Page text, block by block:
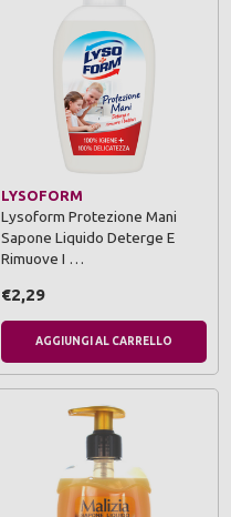
LYSOFORM
Lysoform Protezione Mani
Sapone Liquido Deterge E
Rimuove I …
€2,29
AGGIUNGI AL CARRELLO